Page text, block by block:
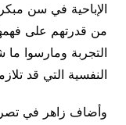
الإباحية في سن
من قدرتهم على
التجربة ومارسوا
النفسية التي قد
وأضاف زاهر في